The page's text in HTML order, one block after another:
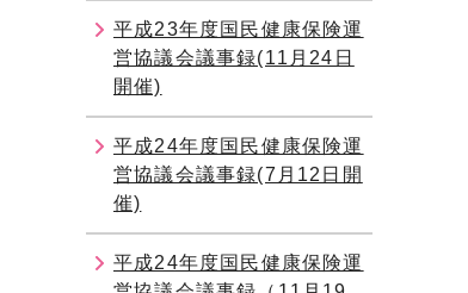
平成23年度国民健康保険運
営協議会議事録(11月24日
開催)
平成24年度国民健康保険運
営協議会議事録(7月12日開
催)
平成24年度国民健康保険運